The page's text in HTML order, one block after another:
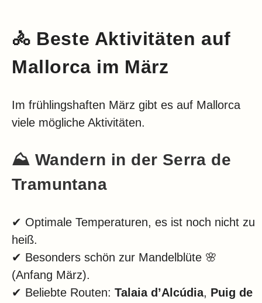
🚴 Beste Aktivitäten auf
Mallorca im März
Im frühlingshaften März gibt es auf Mallorca
viele mögliche Aktivitäten.
⛰️ Wandern in der Serra de
Tramuntana
✔ Optimale Temperaturen, es ist noch nicht zu
heiß.
✔ Besonders schön zur Mandelblüte 🌸
(Anfang März).
✔ Beliebte Routen: Talaia d’Alcúdia, Puig de